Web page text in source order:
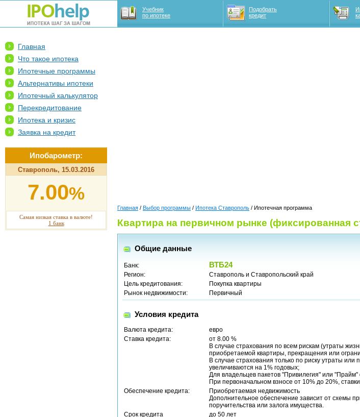
Учебник
по ипотеке
Подобрать
кредит
Главная
Что такое ипотека
Ипотечные программы
Альтернативы ипотеки
Ипотечный калькулятор
Перекредитование
Ипотека и кризис
Заявка на кредит
Ипобарометр:
Ставрополь, 15.03.2016
7.00%
Самая низкая ставка в валюте!
1 банк
Главная / Выбор программы / Ипотека Ставрополь / Ипотечная программа
Квартира на первичном рынке (фиксированная
Общие данные
Банк: ВТБ24
Регион:
Ставрополь и Ставропольский край
Цель кредитования:
Покупка квартиры
Рынок недвижимости:
Первичный
Условия кредита
Валюта кредита:
евро
Ставка кредита:
от 8.00 %
В случае страхования по всем рискам (утраты
приобретаемой квартиры, прекращения или
В случае страхования только по риску утраты
увеличиваются на 1% годовых;
Для владельцев пакетов "Привилегия" или "Прайм"
При первоначальном взносе от 10% до 20%,
Обеспечение кредита:
Приобретаемая недвижимость
Дополнительное обеспечение зависит от схемы
поручительства или залога имущества.
Срок кредита
до 50 лет